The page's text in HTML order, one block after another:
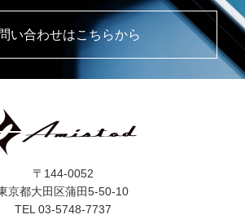
い合わせはこちらから
〒144-0052
京都大田区蒲田5-50-10
TEL 03-5748-7737